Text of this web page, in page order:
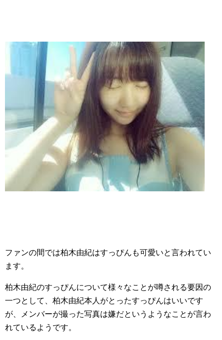
ファンの間では柏木由紀はすっぴんも可愛いと言われてい
ます。
柏木由紀のすっぴんについて様々なことが噂される要因の
一つとして、柏木由紀本人がとったすっぴんはいいです
が、メンバーが撮った写真は嫌だというようなことが言わ
れているようです。